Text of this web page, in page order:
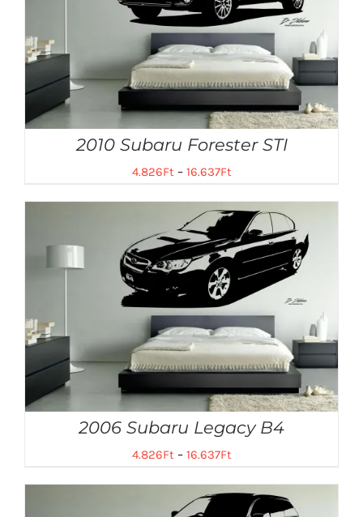
2010 Subaru Forester STI
4.826Ft– 16.637Ft
2006 Subaru Legacy B4
4.826Ft– 16.637Ft